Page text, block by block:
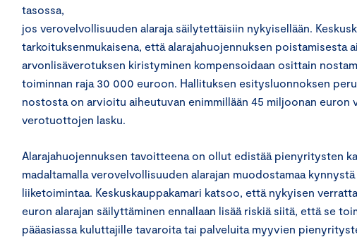
tasossa,
jos verovelvollisuuden alaraja säilytettäisiin nykyisellään.
tarkoituksenmukaisena, että alarajahuojennuksen poistamisesta
arvonlisäverotuksen kiristyminen kompensoidaan osittain
toiminnan raja 30 000 euroon. Hallituksen esitysluonnoksen
nostosta on arvioitu aiheutuvan enimmillään 45 miljoonan euron
verotuottojen lasku.
Alarajahuojennuksen tavoitteena on ollut edistää pienyritysten
madaltamalla verovelvollisuuden alarajan muodostamaa kynnystä
liiketoimintaa. Keskuskauppakamari katsoo, että nykyisen
euron alarajan säilyttäminen ennallaan lisää riskiä siitä, että se
pääasiassa kuluttajille tavaroita tai palveluita myyvien